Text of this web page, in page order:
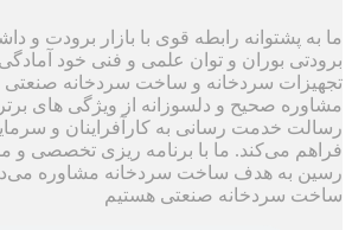
ما به پشتوانه رابطه قوی با بازار برودت و
برودتی بوران و توان علمی و فنی خود
تجهیزات سردخانه و ساخت سردخانه صنعتی
مشاوره صحیح و دلسوزانه از ویژگی های
رسالت خدمت رسانی به کارآفراینان و
فراهم می‌کند. ما با برنامه ریزی تخصصی و
رسین به هدف ساخت سردخانه مشاوره
ساخت سردخانه صنعتی هستیم